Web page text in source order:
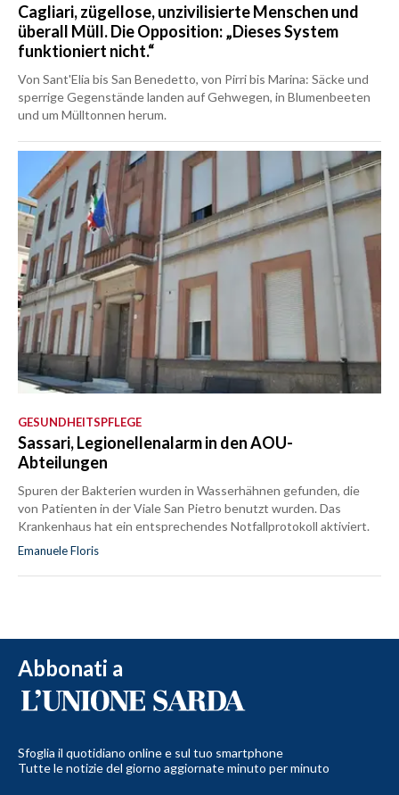
Cagliari, zügellose, unzivilisierte Menschen und
überall Müll. Die Opposition: „Dieses System
funktioniert nicht.“
Von Sant'Elia bis San Benedetto, von Pirri bis Marina: Säcke und
sperrige Gegenstände landen auf Gehwegen, in Blumenbeeten
und um Mülltonnen herum.
GESUNDHEITSPFLEGE
Sassari, Legionellenalarm in den AOU-
Abteilungen
Spuren der Bakterien wurden in Wasserhähnen gefunden, die
von Patienten in der Viale San Pietro benutzt wurden. Das
Krankenhaus hat ein entsprechendes Notfallprotokoll aktiviert.
Emanuele Floris
Abbonati a
Sfoglia il quotidiano online e sul tuo smartphone
Tutte le notizie del giorno aggiornate minuto per minuto